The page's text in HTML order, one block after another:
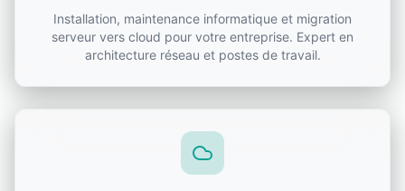
Installation, maintenance informatique et migration
serveur vers cloud pour votre entreprise. Expert en
architecture réseau et postes de travail.